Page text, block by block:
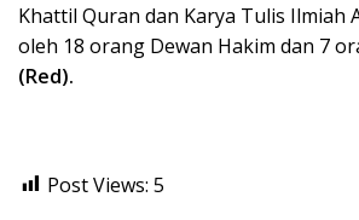
Khattil Quran dan Karya Tulis Ilmiah
oleh 18 orang Dewan Hakim dan 7
(Red).
Post Views: 5